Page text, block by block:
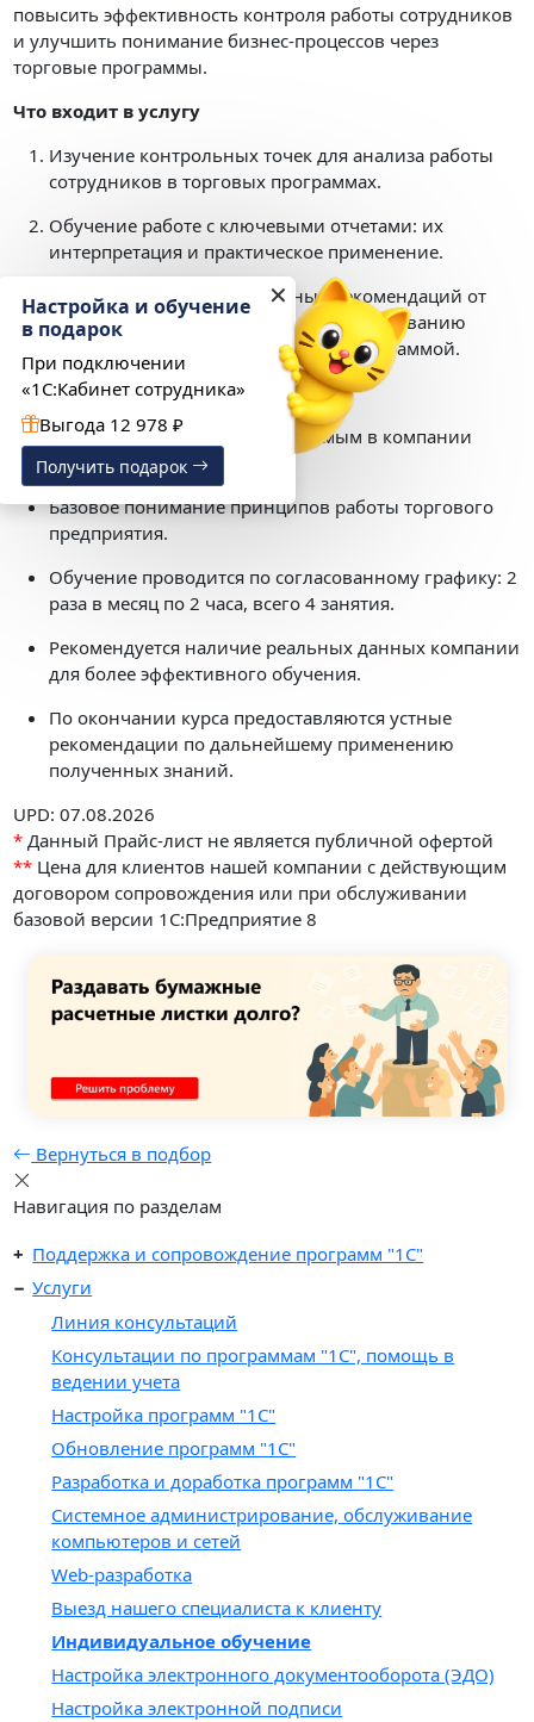
повысить эффективность контроля работы сотрудников
и улучшить понимание бизнес-процессов через
торговые программы.
Что входит в услугу
Изучение контрольных точек для анализа работы
сотрудников в торговых программах.
Обучение работе с ключевыми отчетами: их
интерпретация и практическое применение.
Предоставление персональных рекомендаций от
специалиста по эффективному использованию
отчетов и оптимизации работы с программой.
Условия и ограничения
Необходим доступ к используемым в компании
торговым решениям 1С.
Базовое понимание принципов работы торгового
предприятия.
Обучение проводится по согласованному графику: 2
раза в месяц по 2 часа, всего 4 занятия.
Рекомендуется наличие реальных данных компании
для более эффективного обучения.
По окончании курса предоставляются устные
рекомендации по дальнейшему применению
полученных знаний.
UPD: 07.08.2026
* Данный Прайс-лист не является публичной офертой
** Цена для клиентов нашей компании с действующим
договором сопровождения или при обслуживании
базовой версии 1С:Предприятие 8
Вернуться в подбор
Навигация по разделам
Поддержка и сопровождение программ "1С"
Услуги
Линия консультаций
Консультации по программам "1С", помощь в
ведении учета
Настройка программ "1С"
Обновление программ "1С"
Разработка и доработка программ "1С"
Системное администрирование, обслуживание
компьютеров и сетей
Web-разработка
Выезд нашего специалиста к клиенту
Индивидуальное обучение
Настройка электронного документооборота (ЭДО)
Настройка электронной подписи
✕
Настройка и обучение
в подарок
При подключении
«1С:Кабинет сотрудника»
Выгода 12 978 ₽
Получить подарок